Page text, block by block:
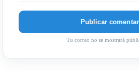
Tu correo no se mostrará